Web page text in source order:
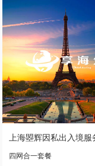
上海曌辉因私出入境服
公司
四网合一套餐